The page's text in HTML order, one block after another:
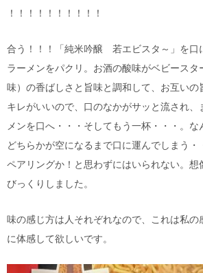
！！！！！！！！！！
合う！！！「純米吟醸 若エビスタ～」を口
ラーメンをパクリ。お酒の酸味がベビースタ
味）の香ばしさと旨味と調和して、お互いの
キレがいいので、口のなかがサッと流され
メンを口へ・・・そしてもう一杯・・・。な
どちらかが空になるまで口に運んでしまう
ペアリングか！と思わずにはいられない。想
びっくりしました。
味の感じ方は人それぞれなので、これは私の
に体感して欲しいです。